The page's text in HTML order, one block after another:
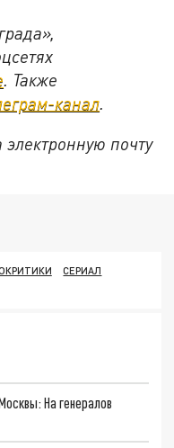
. Также
канал
почту
СЕРИАЛ
На генералов